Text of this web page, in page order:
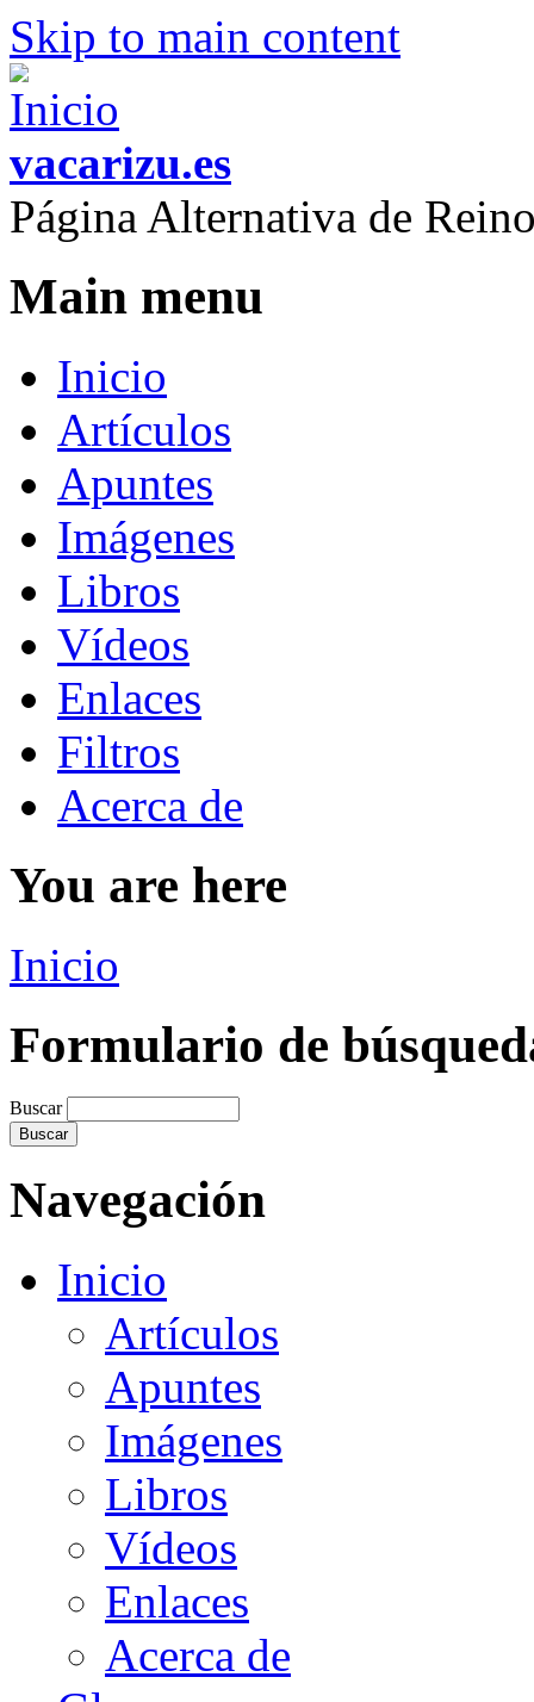
Skip to main content
vacarizu.es
Página Alternativa de
Main menu
Inicio
Artículos
Apuntes
Imágenes
Libros
Vídeos
Enlaces
Filtros
Acerca de
You are here
Inicio
Formulario de
Buscar
Navegación
Inicio
Artículos
Apuntes
Imágenes
Libros
Vídeos
Enlaces
Acerca de